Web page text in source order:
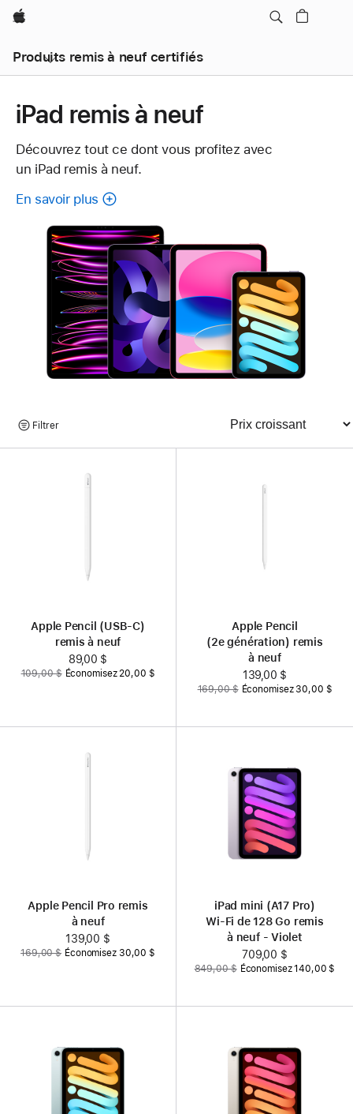
Apple
Produits remis à neuf certifiés
iPad remis à neuf
Découvrez tout ce dont vous profitez avec
un iPad remis à neuf.
En savoir plus
de
chaque
iPad
remis
à
neuf.
Parcourir
les
Filtrer
Apple Pencil (USB-C)
remis à neuf
Nouveau
prix
89,00 $
Auparavant
109,00 $ Économisez 20,00 $
Apple Pencil
(2e génération) remis
à neuf
Nouveau
prix
139,00 $
Auparavant
169,00 $ Économisez 30,00 $
Apple Pencil Pro remis
à neuf
Nouveau
prix
139,00 $
Auparavant
169,00 $ Économisez 30,00 $
iPad mini (A17 Pro)
Wi‑Fi de 128 Go remis
à neuf - Violet
Nouveau
prix
709,00 $
Auparavant
849,00 $ Économisez 140,00 $